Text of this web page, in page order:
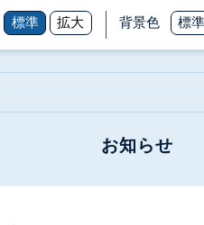
標準 拡大 背景色 標
お知らせ